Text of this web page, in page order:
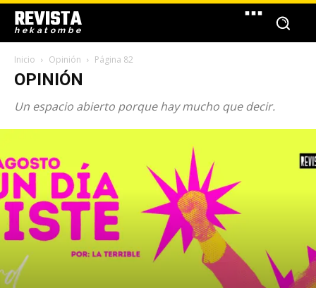
REVISTA
hekatombe
Inicio Opinión Página 82
OPINIÓN
Un espacio abierto porque hay mucho que decir.